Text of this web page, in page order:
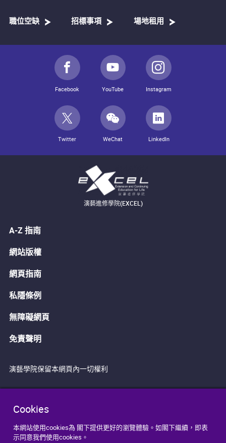
Cookies
本網站使用cookies為 閣下提供更好的瀏覽體驗。如閣下繼續，即表
示同意我們使用cookies。
職位空缺 招標事項 場地租用
Facebook YouTube Instagram
Twitter WeChat LinkedIn
演藝進修學院(EXCEL)
A-Z 指南
網站版權
網頁指南
私隱條例
無障礙網頁
免責聲明
演藝學院保留本網頁內一切權利